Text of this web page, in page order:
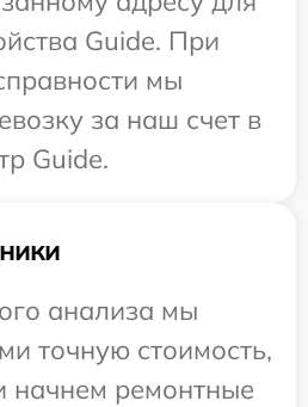
Guide. При
мы
за наш счет в
Guide.
анализа мы
точную стоимость,
начнем ремонтные